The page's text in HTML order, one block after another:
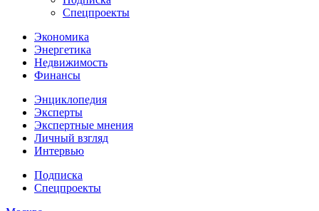
Спецпроекты
Экономика
Энергетика
Недвижимость
Финансы
Энциклопедия
Эксперты
Экспертные мнения
Личный взгляд
Интервью
Подписка
Спецпроекты